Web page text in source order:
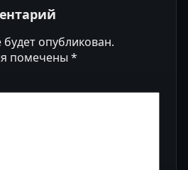
опубликован.
помечены *